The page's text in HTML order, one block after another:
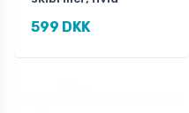
599 DKK